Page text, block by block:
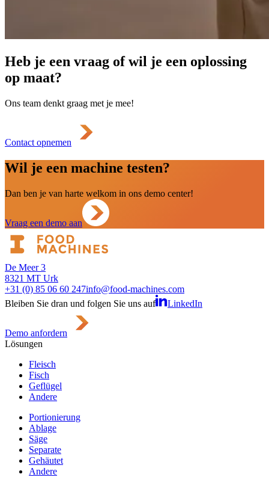
Heb je een vraag of wil je een oplossing
op maat?
Ons team denkt graag met je mee!
Contact opnemen
Wil je een machine testen?
Dan ben je van harte welkom in ons demo center!
Vraag een demo aan
De Meer 3
8321 MT Urk
+31 (0) 85 06 60 247info@food-machines.com
Bleiben Sie dran und folgen Sie uns auf
LinkedIn
Demo anfordern
Lösungen
Fleisch
Fisch
Geflügel
Andere
Portionierung
Ablage
Säge
Separate
Gehäutet
Andere